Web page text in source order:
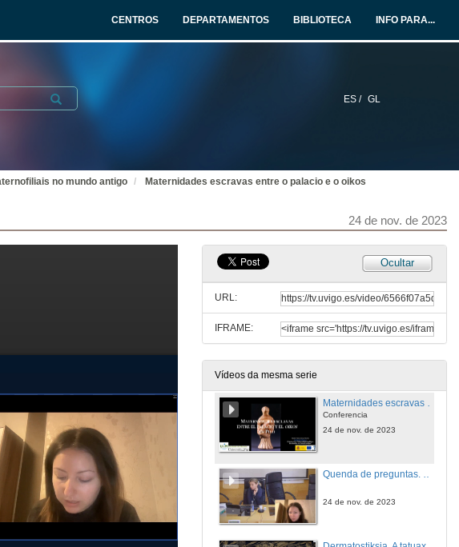
CENTROS DEPARTAMENTOS BIBLIOTECA INFO PARA...
ES / GL
Submit
no mundo antigo Maternidades escravas entre o palacio e o oikos
24 de nov. de 2023
Ocultar
URL:
IFRAME:
Vídeos da mesma serie
Quenda de preguntas. Non sen a miña filla: a vulnerabilidade xurídica dos fillos de escravas na documentación legal romana
24 de nov. de 2023
Os fráxiles lazos da maternidade: un estudo a partir das Vidas Paralelas
Conferencia
Quenda de preguntas. Os fráxiles lazos da maternidade: un estudo a partir das Vidas Paralelas
24 de nov. de 2023
Conferencia
24 de nov. de 2023
Quenda de preguntas. Maternidades escravas entre o palacio e o oikos
24 de nov. de 2023